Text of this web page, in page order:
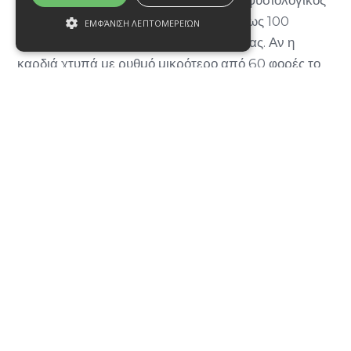
καρδιακός ρυθμός κυμαίνεται από 60 έως 100
παλμούς το λεπτό, σε κατάσταση ηρεμίας. Αν η
καρδιά χτυπά με ρυθμό μικρότερο από 60 φορές το
ΕΜΦΆΝΙΣΗ ΛΕΠΤΟΜΕΡΕΙΏΝ